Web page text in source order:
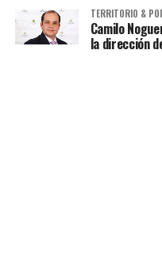
TERRITORIO &
Camilo
la dirección